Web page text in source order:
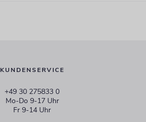
KUNDENSERVICE
+49 30 275833 0
Mo-Do 9-17 Uhr
Fr 9-14 Uhr